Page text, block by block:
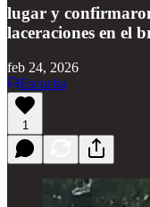
lugar y
laceraciones en el
feb 24, 2026
Escucha
1